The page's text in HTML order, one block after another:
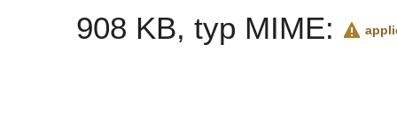
908 KB, typ MIME: